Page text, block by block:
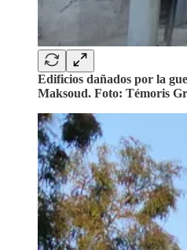
Edificios dañados por la
Maksoud. Foto: Témoris